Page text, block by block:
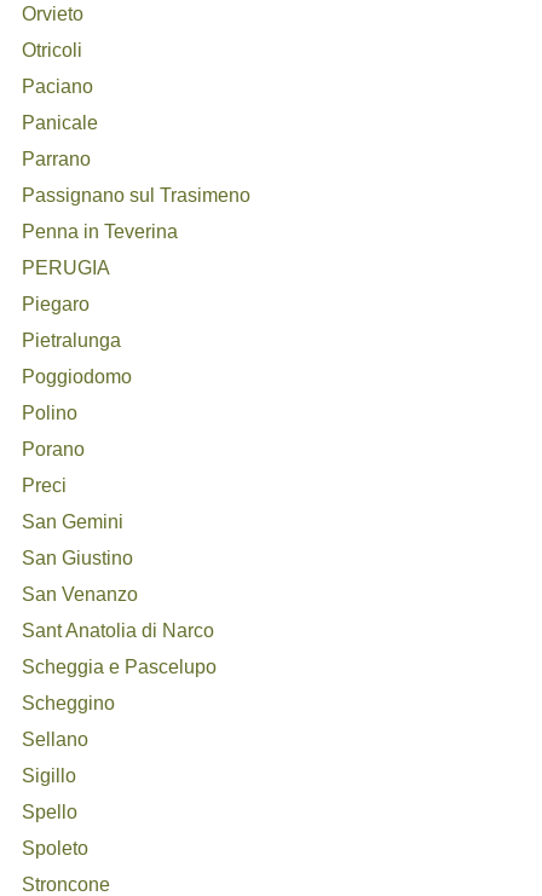
Orvieto
Otricoli
Paciano
Panicale
Parrano
Passignano sul Trasimeno
Penna in Teverina
PERUGIA
Piegaro
Pietralunga
Poggiodomo
Polino
Porano
Preci
San Gemini
San Giustino
San Venanzo
Sant Anatolia di Narco
Scheggia e Pascelupo
Scheggino
Sellano
Sigillo
Spello
Spoleto
Stroncone